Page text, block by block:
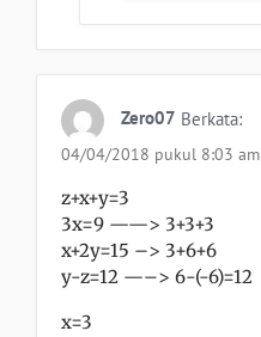
Zero07 Berkata:
04/04/2018 pukul 8:03 am
z+x+y=3
3x=9 ——> 3+3+3
x+2y=15 –> 3+6+6
y-z=12 —–> 6-(-6)=12
x=3